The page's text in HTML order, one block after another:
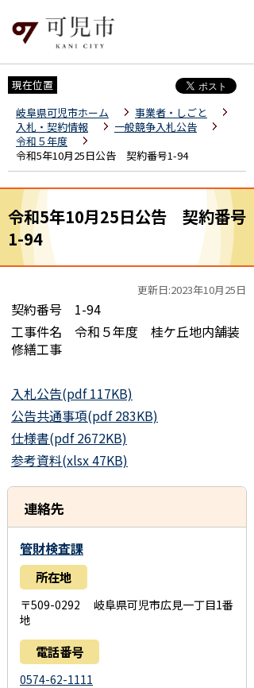
現在位置
岐阜県可児市ホーム
事業者・しごと
入札・契約情報
一般競争入札公告
令和５年度
令和5年10月25日公告 契約番号1-94
令和5年10月25日公告 契約番号
1-94
更新日:2023年10月25日
契約番号 1-94
工事件名 令和５年度 桂ケ丘地内舗装
修繕工事
入札公告(pdf 117KB)
公告共通事項(pdf 283KB)
仕様書(pdf 2672KB)
参考資料(xlsx 47KB)
連絡先
管財検査課
所在地
〒509-0292 岐阜県可児市広見一丁目1番
地
電話番号
0574-62-1111